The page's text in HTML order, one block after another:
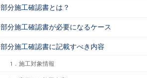
部分施工確認書とは？
部分施工確認書が必要になるケース
部分施工確認書に記載すべき内容
1．施工対象情報